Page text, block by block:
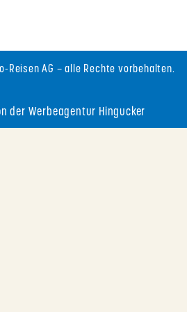
Reisen AG – alle Rechte vorbehalten.
der Werbeagentur Hingucker